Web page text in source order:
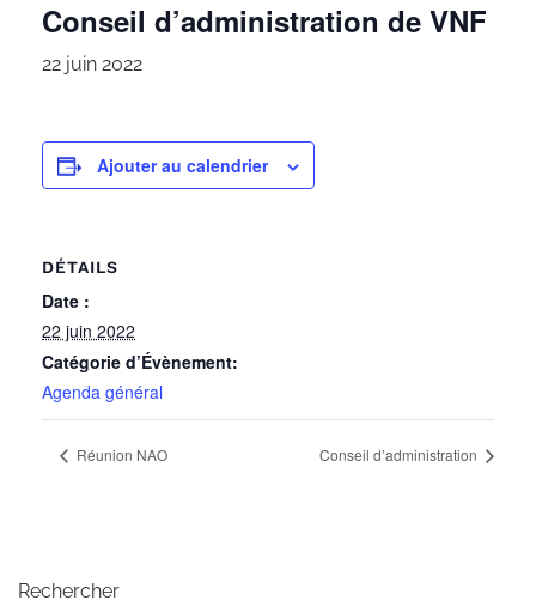
Conseil d’administration de VNF
22 juin 2022
Ajouter au calendrier
DÉTAILS
Date :
22 juin 2022
Catégorie d’Évènement:
Agenda général
Réunion NAO Conseil d’administration
Rechercher